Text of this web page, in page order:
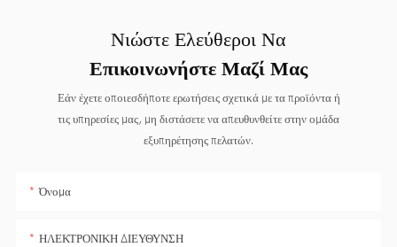
Νιώστε Ελεύθεροι Να
Επικοινωνήστε Μαζί Μας
Εάν έχετε οποιεσδήποτε ερωτήσεις σχετικά με τα προϊόντα ή
τις υπηρεσίες μας, μη διστάσετε να απευθυνθείτε στην ομάδα
εξυπηρέτησης πελατών.
Όνομα
ΗΛΕΚΤΡΟΝΙΚΗ ΔΙΕΥΘΥΝΣΗ